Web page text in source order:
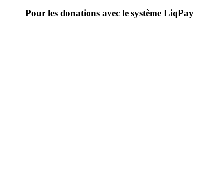
Pour les donations avec le système LiqPay